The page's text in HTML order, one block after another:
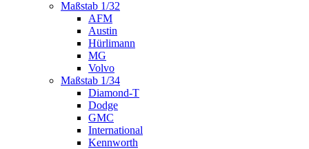
Maßstab 1/32
AFM
Austin
Hürlimann
MG
Volvo
Maßstab 1/34
Diamond-T
Dodge
GMC
International
Kennworth